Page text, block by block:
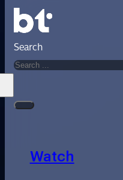
Search
Watch